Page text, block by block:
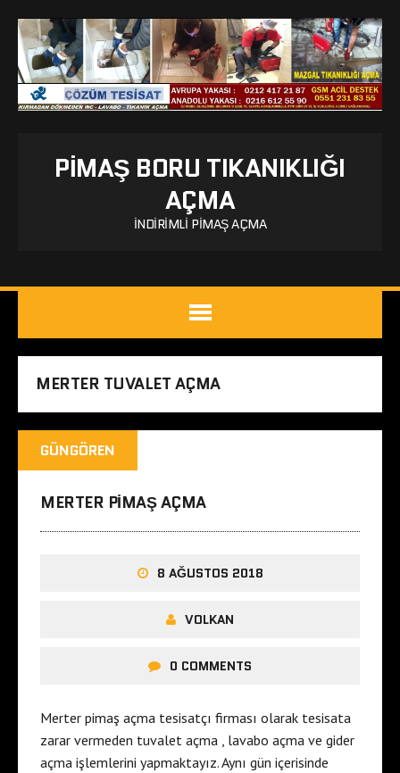
PIMAŞ BORU TIKANIKLIĞI
AÇMA
İNDIRIMLI PIMAŞ AÇMA
MERTER TUVALET AÇMA
GÜNGÖREN
MERTER PIMAŞ AÇMA
8 AĞUSTOS 2018
VOLKAN
0 COMMENTS
Merter pimaş açma tesisatçı firması olarak tesisata
zarar vermeden tuvalet açma , lavabo açma ve gider
açma işlemlerini yapmaktayız. Aynı gün içerisinde